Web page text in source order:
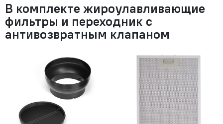
В комплекте жироулавливающие
фильтры и переходник с
антивозвратным клапаном